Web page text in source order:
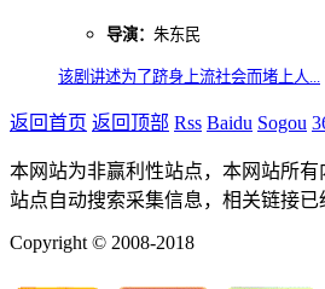
导演： 朱东民
该剧讲述为了跻身上流社会而堵上人...
返回首页 返回顶部 Rss Baidu Sogou
本网站为非赢利性站点，本网站所
站点自动搜索采集信息，相关链接已
Copyright © 2008-2018